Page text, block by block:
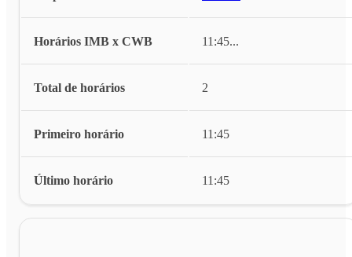
Horários IMB x CWB 11:45...
Total de horários 2
Primeiro horário 11:45
Último horário 11:45